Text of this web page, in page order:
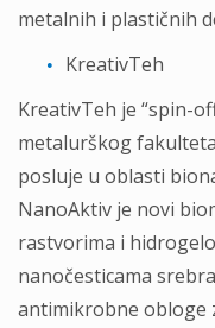
metalnih i plastičnih
KreativTeh
KreativTeh je “spin-
metalurškog
posluje u oblasti
NanoAktiv je novi
rastvorima i
nanočesticama
antimikrobne obloge